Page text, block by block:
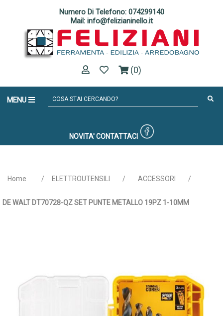
Numero Di Telefono: 074299140
Mail: info@felizianinello.it
(0)
MENU
NOVITA' CONTATTACI
Home / ELETTROUTENSILI / ACCESSORI /
DE WALT DT70728-QZ SET PUNTE METALLO 19PZ 1-10MM